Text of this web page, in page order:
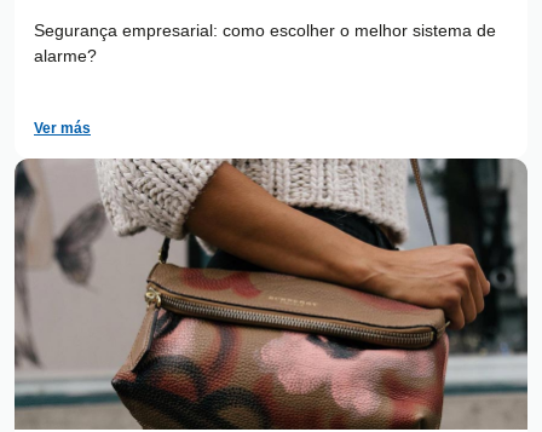
Segurança empresarial: como escolher o melhor sistema de
alarme?
Ver más